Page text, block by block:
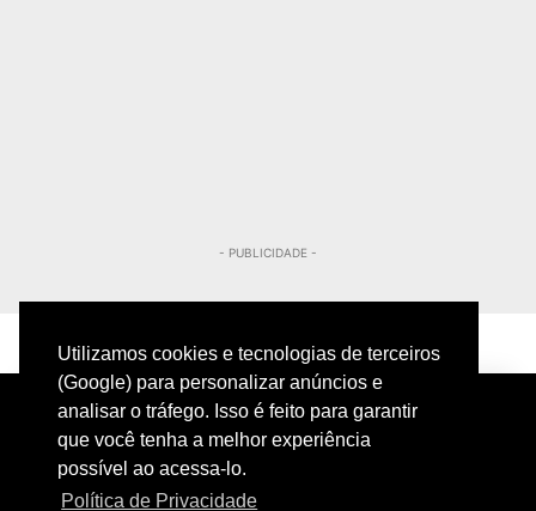
Utilizamos cookies e tecnologias de terceiros
(Google) para personalizar anúncios e
analisar o tráfego. Isso é feito para garantir
que você tenha a melhor experiência
possível ao acessa-lo.
Política de Privacidade
- PUBLICIDADE -